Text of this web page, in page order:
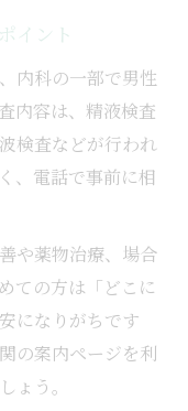
イント
内科の一部で男性
内容は、精液検査
検査などが行われ
、電話で事前に相
や薬物治療、場合
ての方は「どこに
になりがちです
の案内ページを利
ょう。